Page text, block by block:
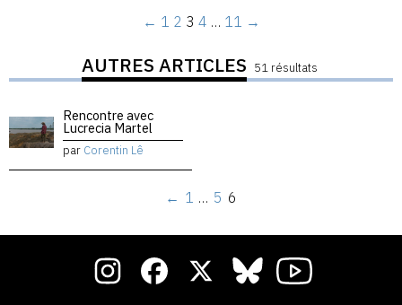
← 1 2 3 4 … 11 →
AUTRES ARTICLES 51 résultats
Rencontre avec
Lucrecia Martel
par Corentin Lê
← 1 … 5 6